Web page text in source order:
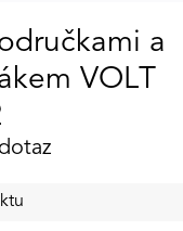
a
VOLT